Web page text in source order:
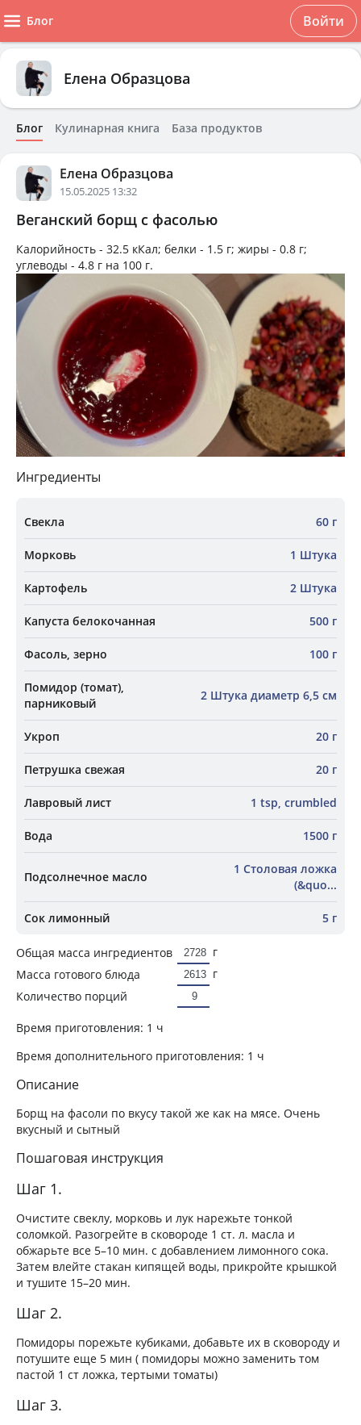
Блог Войти
Елена Образцова
Блог Кулинарная книга База продуктов
Елена Образцова
15.05.2025 13:32
Веганский борщ с фасолью
Калорийность - 32.5 кКал; белки - 1.5 г; жиры - 0.8 г;
углеводы - 4.8 г на 100 г.
Ингредиенты
Свекла 60 г
Морковь 1 Штука
Картофель 2 Штука
Капуста белокочанная 500 г
Фасоль, зерно 100 г
Помидор (томат),
парниковый
2 Штука диаметр 6,5 см
Укроп 20 г
Петрушка свежая 20 г
Лавровый лист 1 tsp, crumbled
Вода 1500 г
Подсолнечное масло
1 Столовая ложка
(&quo...
Сок лимонный 5 г
Общая масса ингредиентов
г
Масса готового блюда
г
Количество порций
Время приготовления: 1 ч
Время дополнительного приготовления: 1 ч
Описание
Борщ на фасоли по вкусу такой же как на мясе. Очень
вкусный и сытный
Пошаговая инструкция
Шаг 1.
Очистите свеклу, морковь и лук нарежьте тонкой
соломкой. Разогрейте в сковороде 1 ст. л. масла и
обжарьте все 5–10 мин. с добавлением лимонного сока.
Затем влейте стакан кипящей воды, прикройте крышкой
и тушите 15–20 мин.
Шаг 2.
Помидоры порежьте кубиками, добавьте их в сковороду и
потушите еще 5 мин ( помидоры можно заменить том
пастой 1 ст ложка, тертыми томаты)
Шаг 3.